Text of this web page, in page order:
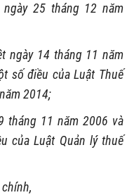
25 tháng 12 năm
ngày 14 tháng 11 năm
số điều của Luật Thuế
2014;
tháng 11 năm 2006 và
của Luật Quản lý thuế